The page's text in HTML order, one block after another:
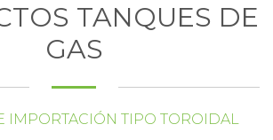
TANQUES DE
GAS
IMPORTACIÓN TIPO TOROIDAL